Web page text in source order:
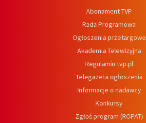
Abonament TVP
Rada Programowa
Ogłoszenia przetargowe
Akademia Telewizyjna
Regulamin tvp.pl
Telegazeta ogłoszenia
Informacje o nadawcy
Konkursy
Zgłoś program (ROPAT)